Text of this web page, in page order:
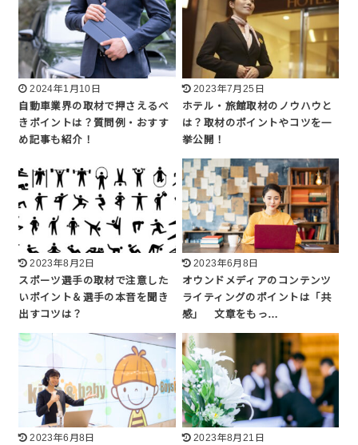
2024年1月10日
自動車業界の取材で押さえるべ
きポイントは？質問例・おすす
め記事も紹介！
2023年7月25日
ホテル・旅館取材のノウハウと
は？取材のポイントやコツを一
挙公開！
2023年8月2日
スポーツ選手の取材で注意した
いポイント＆選手の本音を聞き
出すコツは？
2023年6月8日
オウンドメディアのコンテンツ
ライティングのポイントは「共
感」 文章をもっ…
2023年6月8日
2023年8月21日